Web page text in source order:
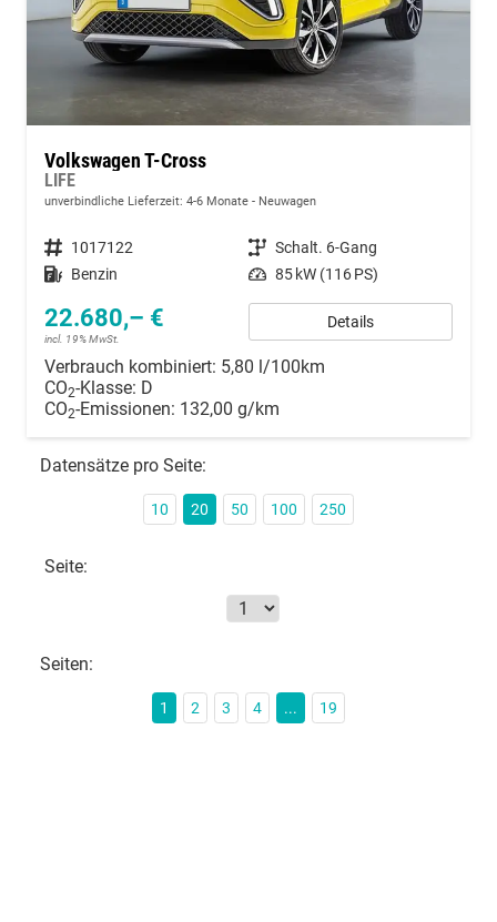
Volkswagen T-Cross
LIFE
unverbindliche Lieferzeit: 4-6 Monate Neuwagen
Fahrzeugnummer 1017122 Getriebe Schalt. 6-Gang
Kraftstoff Benzin Leistung 85 kW (116 PS)
22.680,– €
incl. 19% MwSt.
Details
Verbrauch kombiniert: 5,80 l/100km
CO2-Klasse: D
CO2-Emissionen: 132,00 g/km
Datensätze pro Seite:
10 20 50 100 250
Seite:
Seiten:
1 2 3 4 ... 19